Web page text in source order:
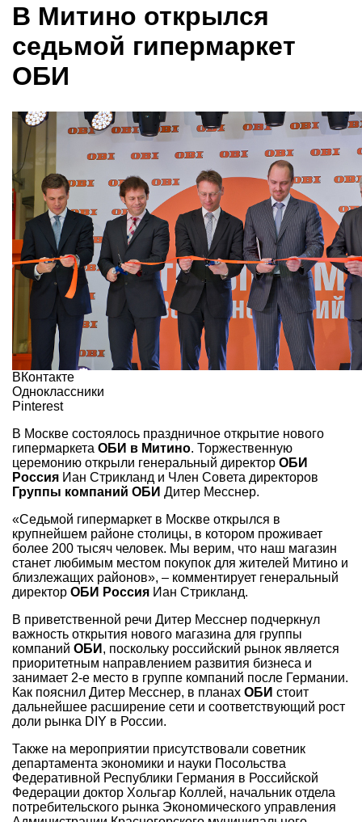
В Митино открылся
седьмой гипермаркет
ОБИ
ВКонтакте
Одноклассники
Pinterest
В Москве состоялось праздничное открытие нового
гипермаркета ОБИ в Митино. Торжественную
церемонию открыли генеральный директор ОБИ
Россия Иан Стрикланд и Член Совета директоров
Группы компаний ОБИ Дитер Месснер.
«Седьмой гипермаркет в Москве открылся в
крупнейшем районе столицы, в котором проживает
более 200 тысяч человек. Мы верим, что наш магазин
станет любимым местом покупок для жителей Митино и
близлежащих районов», – комментирует генеральный
директор ОБИ Россия Иан Стрикланд.
В приветственной речи Дитер Месснер подчеркнул
важность открытия нового магазина для группы
компаний ОБИ , поскольку российский рынок является
приоритетным направлением развития бизнеса и
занимает 2-е место в группе компаний после Германии.
Как пояснил Дитер Месснер, в планах ОБИ стоит
дальнейшее расширение сети и соответствующий рост
доли рынка DIY в России.
Также на мероприятии присутствовали советник
департамента экономики и науки Посольства
Федеративной Республики Германия в Российской
Федерации доктор Хольгар Коллей, начальник отдела
потребительского рынка Экономического управления